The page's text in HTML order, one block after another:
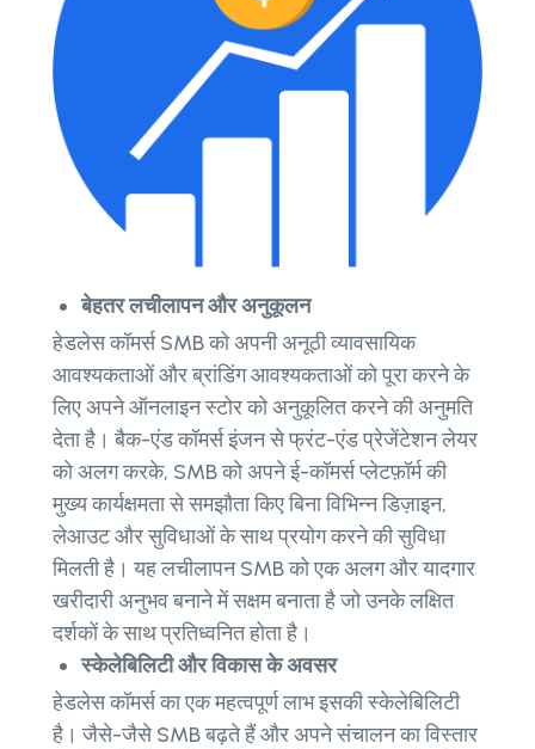
बेहतर लचीलापन और अनुकूलन
हेडलेस कॉमर्स SMB को अपनी अनूठी व्यावसायिक
आवश्यकताओं और ब्रांडिंग आवश्यकताओं को पूरा करने के
लिए अपने ऑनलाइन स्टोर को अनुकूलित करने की अनुमति
देता है। बैक-एंड कॉमर्स इंजन से फ्रंट-एंड प्रेजेंटेशन लेयर
को अलग करके, SMB को अपने ई-कॉमर्स प्लेटफ़ॉर्म की
मुख्य कार्यक्षमता से समझौता किए बिना विभिन्न डिज़ाइन,
लेआउट और सुविधाओं के साथ प्रयोग करने की सुविधा
मिलती है। यह लचीलापन SMB को एक अलग और यादगार
खरीदारी अनुभव बनाने में सक्षम बनाता है जो उनके लक्षित
दर्शकों के साथ प्रतिध्वनित होता है।
स्केलेबिलिटी और विकास के अवसर
हेडलेस कॉमर्स का एक महत्वपूर्ण लाभ इसकी स्केलेबिलिटी
है। जैसे-जैसे SMB बढ़ते हैं और अपने संचालन का विस्तार